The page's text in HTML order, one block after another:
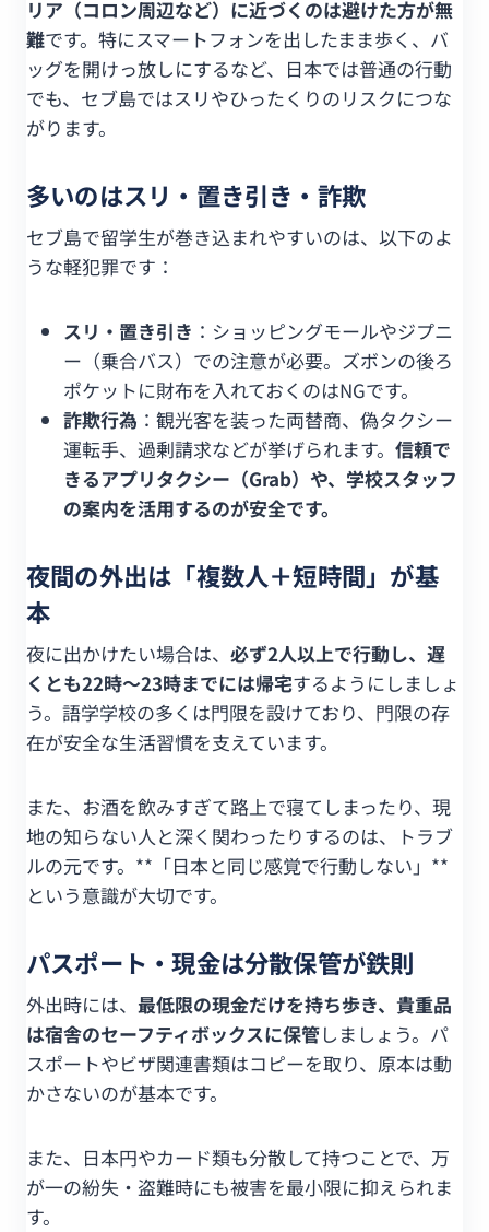
リア（コロン周辺など）に近づくのは避けた方が無
難です。特にスマートフォンを出したまま歩く、バ
ッグを開けっ放しにするなど、日本では普通の行動
でも、セブ島ではスリやひったくりのリスクにつな
がります。
多いのはスリ・置き引き・詐欺
セブ島で留学生が巻き込まれやすいのは、以下のよ
うな軽犯罪です：
スリ・置き引き ：ショッピングモールやジプニ
ー（乗合バス）での注意が必要。ズボンの後ろ
ポケットに財布を入れておくのはNGです。
詐欺行為 ：観光客を装った両替商、偽タクシー
運転手、過剰請求などが挙げられます。 信頼で
きるアプリタクシー（Grab）や、学校スタッフ
の案内を活用するのが安全です。
夜間の外出は「複数人＋短時間」が基
本
夜に出かけたい場合は、 必ず2人以上で行動し、遅
くとも22時〜23時までには帰宅するようにしましょ
う。語学学校の多くは門限を設けており、門限の存
在が安全な生活習慣を支えています。
また、お酒を飲みすぎて路上で寝てしまったり、現
地の知らない人と深く関わったりするのは、トラブ
ルの元です。**「日本と同じ感覚で行動しない」**
という意識が大切です。
パスポート・現金は分散保管が鉄則
外出時には、 最低限の現金だけを持ち歩き、貴重品
は宿舎のセーフティボックスに保管しましょう。パ
スポートやビザ関連書類はコピーを取り、原本は動
かさないのが基本です。
また、日本円やカード類も分散して持つことで、万
が一の紛失・盗難時にも被害を最小限に抑えられま
す。